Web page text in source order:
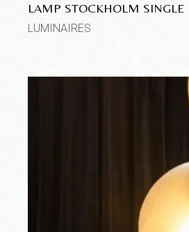
LAMP STOCKHOLM SINGLE
LUMINAIRES